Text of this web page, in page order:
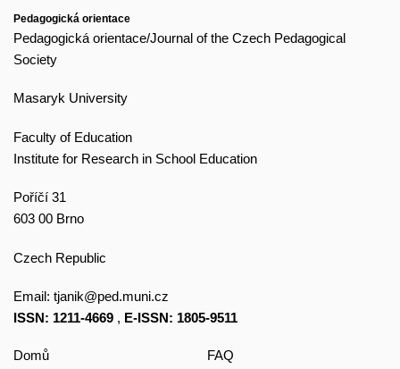
Pedagogická orientace
Pedagogická orientace/Journal of the Czech Pedagogical
Society
Masaryk University
Faculty of Education
Institute for Research in School Education
Poříčí 31
603 00 Brno
Czech Republic
Email: tjanik@ped.muni.cz
ISSN: 1211-4669 , E-ISSN: 1805-9511
Domů FAQ